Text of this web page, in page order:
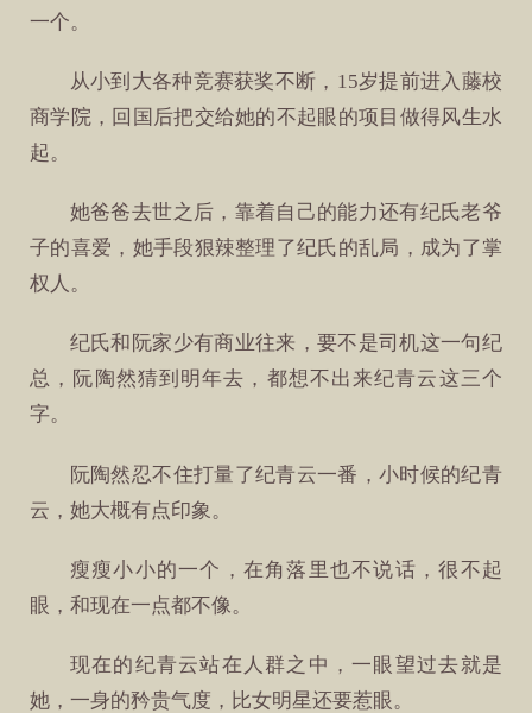
一个。
从小到大各种竞赛获奖不断，15岁提前进入藤校
商学院，回国后把交给她的不起眼的项目做得风生水
起。
她爸爸去世之后，靠着自己的能力还有纪氏老爷
子的喜爱，她手段狠辣整理了纪氏的乱局，成为了掌
权人。
纪氏和阮家少有商业往来，要不是司机这一句纪
总，阮陶然猜到明年去，都想不出来纪青云这三个
字。
阮陶然忍不住打量了纪青云一番，小时候的纪青
云，她大概有点印象。
瘦瘦小小的一个，在角落里也不说话，很不起
眼，和现在一点都不像。
现在的纪青云站在人群之中，一眼望过去就是
她，一身的矜贵气度，比女明星还要惹眼。